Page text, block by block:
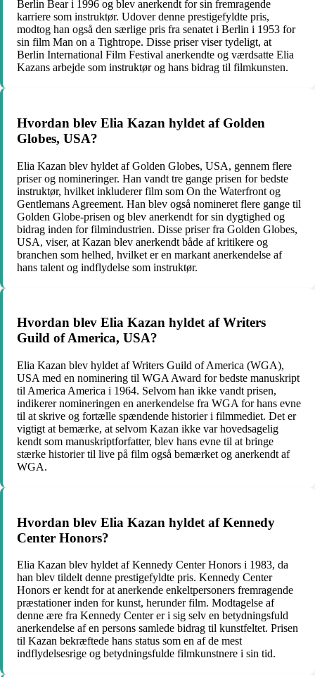
Berlin Bear i 1996 og blev anerkendt for sin fremragende
karriere som instruktør. Udover denne prestigefyldte pris,
modtog han også den særlige pris fra senatet i Berlin i 1953 for
sin film Man on a Tightrope. Disse priser viser tydeligt, at
Berlin International Film Festival anerkendte og værdsatte Elia
Kazans arbejde som instruktør og hans bidrag til filmkunsten.
Hvordan blev Elia Kazan hyldet af Golden
Globes, USA?
Elia Kazan blev hyldet af Golden Globes, USA, gennem flere
priser og nomineringer. Han vandt tre gange prisen for bedste
instruktør, hvilket inkluderer film som On the Waterfront og
Gentlemans Agreement. Han blev også nomineret flere gange til
Golden Globe-prisen og blev anerkendt for sin dygtighed og
bidrag inden for filmindustrien. Disse priser fra Golden Globes,
USA, viser, at Kazan blev anerkendt både af kritikere og
branchen som helhed, hvilket er en markant anerkendelse af
hans talent og indflydelse som instruktør.
Hvordan blev Elia Kazan hyldet af Writers
Guild of America, USA?
Elia Kazan blev hyldet af Writers Guild of America (WGA),
USA med en nominering til WGA Award for bedste manuskript
til America America i 1964. Selvom han ikke vandt prisen,
indikerer nomineringen en anerkendelse fra WGA for hans evne
til at skrive og fortælle spændende historier i filmmediet. Det er
vigtigt at bemærke, at selvom Kazan ikke var hovedsagelig
kendt som manuskriptforfatter, blev hans evne til at bringe
stærke historier til live på film også bemærket og anerkendt af
WGA.
Hvordan blev Elia Kazan hyldet af Kennedy
Center Honors?
Elia Kazan blev hyldet af Kennedy Center Honors i 1983, da
han blev tildelt denne prestigefyldte pris. Kennedy Center
Honors er kendt for at anerkende enkeltpersoners fremragende
præstationer inden for kunst, herunder film. Modtagelse af
denne ære fra Kennedy Center er i sig selv en betydningsfuld
anerkendelse af en persons samlede bidrag til kunstfeltet. Prisen
til Kazan bekræftede hans status som en af ​​de mest
indflydelsesrige og betydningsfulde filmkunstnere i sin tid.